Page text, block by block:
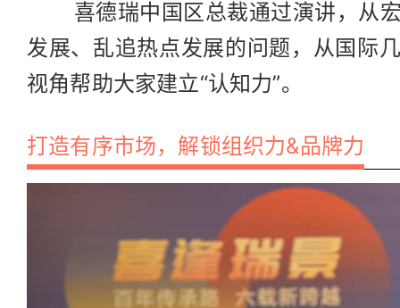
喜德瑞中国区总裁通过演讲，从宏
发展、乱追热点发展的问题，从国际
视角帮助大家建立“认知力”。
打造有序市场，解锁组织力&品牌力